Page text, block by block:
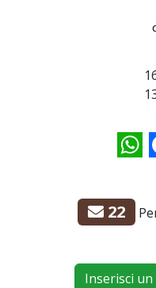
22
Inserisci